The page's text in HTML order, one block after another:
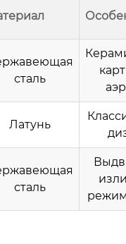
сталь
Латунь
сталь